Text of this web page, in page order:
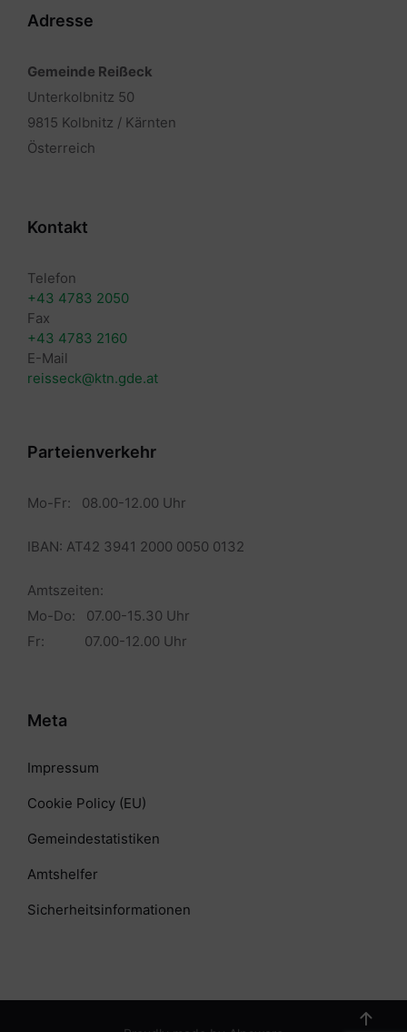
Adresse
Gemeinde Reißeck
Unterkolbnitz 50
9815 Kolbnitz / Kärnten
Österreich
Kontakt
Telefon
+43 4783 2050
Fax
+43 4783 2160
E-Mail
reisseck@ktn.gde.at
Parteienverkehr
Mo-Fr: 08.00-12.00 Uhr
IBAN: AT42 3941 2000 0050 0132
Amtszeiten:
Mo-Do: 07.00-15.30 Uhr
Fr: 07.00-12.00 Uhr
Meta
Impressum
Cookie Policy (EU)
Gemeindestatistiken
Amtshelfer
Sicherheitsinformationen